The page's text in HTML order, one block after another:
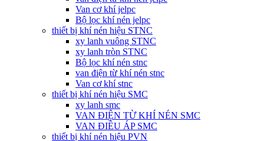
Van cơ khí jelpc
Bộ lọc khí nén jelpc
thiết bị khí nén hiệu STNC
xy lanh vuông STNC
xy lanh tròn STNC
Bộ lọc khí nén stnc
van điện từ khí nén stnc
Van cơ khí stnc
thiết bị khí nén hiệu SMC
xy lanh smc
VAN ĐIỆN TỪ KHÍ NÉN SMC
VAN ĐIỀU ÁP SMC
thiết bị khí nén hiệu PVN